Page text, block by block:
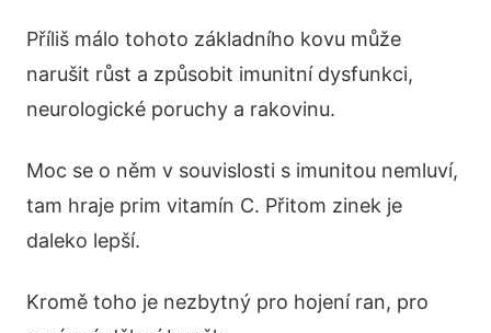
Příliš málo tohoto základního kovu může
narušit růst a způsobit imunitní dysfunkci,
neurologické poruchy a rakovinu.
Moc se o něm v souvislosti s imunitou nemluví,
tam hraje prim vitamín C. Přitom zinek je
daleko lepší.
Kromě toho je nezbytný pro hojení ran, pro